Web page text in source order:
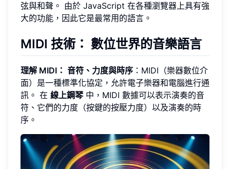
弦與和聲。 由於 JavaScript 在各種瀏覽器上具有強
大的功能，因此它是最常用的語言。
MIDI 技術： 數位世界的音樂語言
理解 MIDI： 音符、力度與時序 ：MIDI（樂器數位介
面）是一種標準化協定，允許電子樂器和電腦進行通
訊。 在 線上鋼琴中，MIDI 數據可以表示演奏的音
符、它們的力度（按鍵的按壓力度）以及演奏的時
序。